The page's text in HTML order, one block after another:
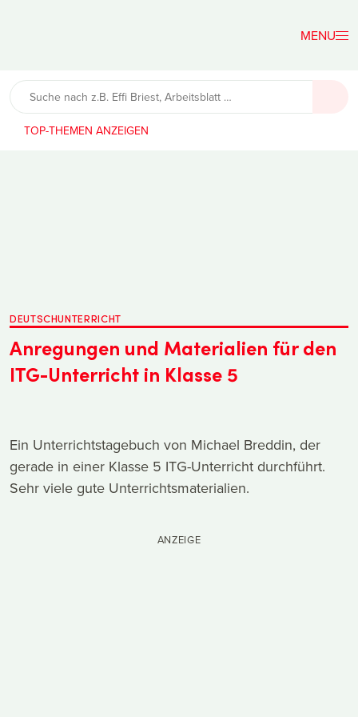
Lehrerfreund
TOP-THEMEN
DEUTSCHUNTERRICHT
Anregungen und Materialien für den
ITG-Unterricht in Klasse 5
Ein Unterrichtstagebuch von Michael Breddin, der
gerade in einer Klasse 5 ITG-Unterricht durchführt.
Sehr viele gute Unterrichtsmaterialien.
ANZEIGE